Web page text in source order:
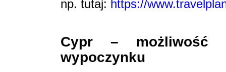
np. tutaj: https://
Cypr – możliwość
wypoczynku